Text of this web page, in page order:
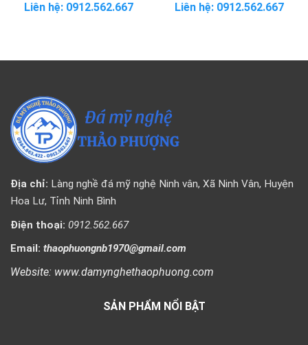
Liên hệ: 0912.562.667
Liên hệ: 0912.562.667
Địa chỉ: Làng nghề đá mỹ nghệ Ninh vân, Xã Ninh Vân, Huyện
Hoa Lư, Tỉnh Ninh Bình
Điện thoại: 0912.562.667
Email: thaophuongnb1970@gmail.com
Website: www.damynghethaophuong.com
SẢN PHẨM NỔI BẬT